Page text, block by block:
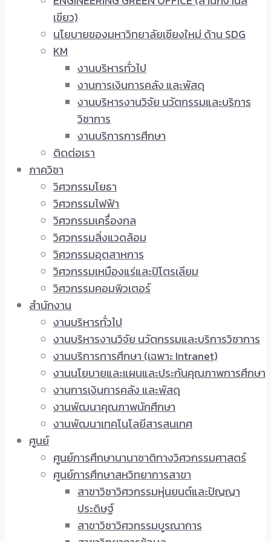
เขียว)
นโยบายของมหาวิทยาลัยเชียงใหม่ ด้าน SDG
KM
งานบริหารทั่วไป
งานการเงินการคลัง และพัสดุ
งานบริหารงานวิจัย นวัตกรรมและบริการ
วิชาการ
งานบริการการศึกษา
ติดต่อเรา
ภาควิชา
วิศวกรรมโยธา
วิศวกรรมไฟฟ้า
วิศวกรรมเครื่องกล
วิศวกรรมสิ่งแวดล้อม
วิศวกรรมอุตสาหการ
วิศวกรรมเหมืองแร่และปิโตรเลียม
วิศวกรรมคอมพิวเตอร์
สำนักงาน
งานบริหารทั่วไป
งานบริหารงานวิจัย นวัตกรรมและบริการวิชาการ
งานบริการการศึกษา (เฉพาะ Intranet)
งานนโยบายและแผนและประกันคุณภาพการศึกษา
งานการเงินการคลัง และพัสดุ
งานพัฒนาคุณภาพนักศึกษา
งานพัฒนาเทคโนโลยีสารสนเทศ
ศูนย์
ศูนย์การศึกษานานาชาติทางวิศวกรรมศาสตร์
ศูนย์การศึกษาสหวิทยาการสาขา
สาขาวิชาวิศวกรรมหุ่นยนต์และปัญญา
ประดิษฐ์
สาขาวิชาวิศวกรรมบูรณาการ